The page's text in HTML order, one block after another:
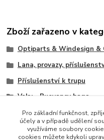
Zboží zařazeno v
Optiparts & Windesign &
Lana, provazy,
Příslušenství k trupu
Vaky - Buoyancy bags
Ostatní
Pro základní funkčnost,
účely a v případě udělení
využíváme soubory
cookies můžete kdykoli